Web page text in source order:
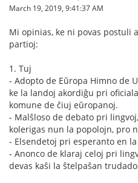
March 19, 2019, 9:41:37 AM
Mi opinias, ke ni povas postuli
partioj:
1. Tuj
- Adopto de Eŭropa Himno de
ke la landoj akordiĝu pri
komune de ĉiuj eŭropanoj.
- Malŝloso de debato pri
kolerigas nun la popolojn, pro
- Elsendetoj pri esperanto en
- Anonco de klaraj celoj pri
devas kaŝi la ŝtelpaŝan